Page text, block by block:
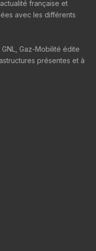
française et
avec les différents
Gaz-Mobilité édite
présentes et à